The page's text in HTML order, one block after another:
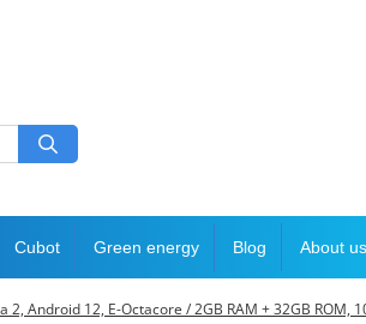
Cubot Green energy Blog About us
2, Android 12, E-Octacore / 2GB RAM + 32GB ROM,